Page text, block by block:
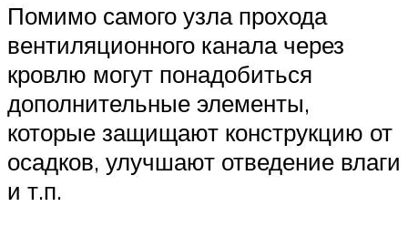
Помимо самого узла прохода
вентиляционного канала через
кровлю могут понадобиться
дополнительные элементы,
которые защищают конструкцию от
осадков, улучшают отведение влаги
и т.п.